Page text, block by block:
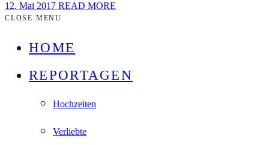
12. Mai 2017 READ MORE
CLOSE MENU
HOME
REPORTAGEN
Hochzeiten
Verliebte